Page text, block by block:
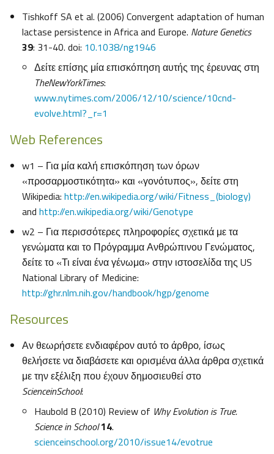
Tishkoff SA et al. (2006) Convergent adaptation of human
lactase persistence in Africa and Europe. Nature Genetics
39: 31-40. doi: 10.1038/ng1946
Δείτε επίσης μία επισκόπηση αυτής της έρευνας στη
TheNewYorkTimes:
www.nytimes.com/2006/12/10/science/10cnd-
evolve.html?_r=1
Web References
w1 – Για μία καλή επισκόπηση των όρων
«προσαρμοστικότητα» και «γονότυπος», δείτε στη
Wikipedia: http://en.wikipedia.org/wiki/Fitness_(biology)
and http://en.wikipedia.org/wiki/Genotype
w2 – Για περισσότερες πληροφορίες σχετικά με τα
γενώματα και το Πρόγραμμα Ανθρώπινου Γενώματος,
δείτε το «Τι είναι ένα γένωμα» στην ιστοσελίδα της US
National Library of Medicine:
http://ghr.nlm.nih.gov/handbook/hgp/genome
Resources
Αν θεωρήσετε ενδιαφέρον αυτό το άρθρο, ίσως
θελήσετε να διαβάσετε και ορισμένα άλλα άρθρα σχετικά
με την εξέλιξη που έχουν δημοσιευθεί στο
ScienceinSchool:
Haubold B (2010) Review of Why Evolution is True.
Science in School14.
scienceinschool.org/2010/issue14/evotrue